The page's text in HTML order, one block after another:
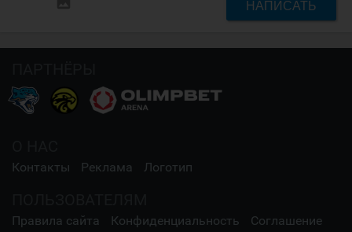
НАПИСАТЬ
Контакты Реклама Логотип
Правила сайта Конфиденциальность Соглашение